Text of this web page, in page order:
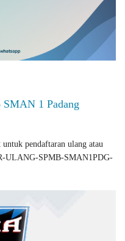
SMAN 1 Padang
pendaftaran ulang atau
ULANG-SPMB-SMAN1PDG-